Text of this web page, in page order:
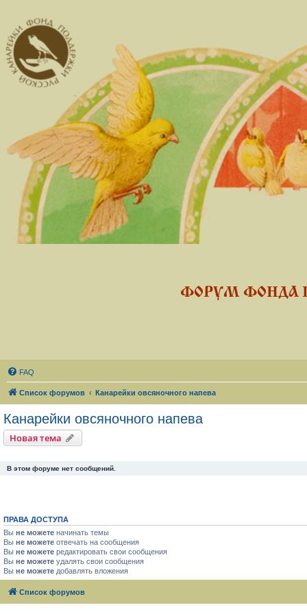
ФОРУМ ФОНДА
FAQ
Список форумов Канарейки овсяночного напева
Канарейки овсяночного напева
Новая тема
В этом форуме нет сообщений.
ПРАВА ДОСТУПА
Вы не можете начинать темы
Вы не можете отвечать на сообщения
Вы не можете редактировать свои сообщения
Вы не можете удалять свои сообщения
Вы не можете добавлять вложения
Список форумов